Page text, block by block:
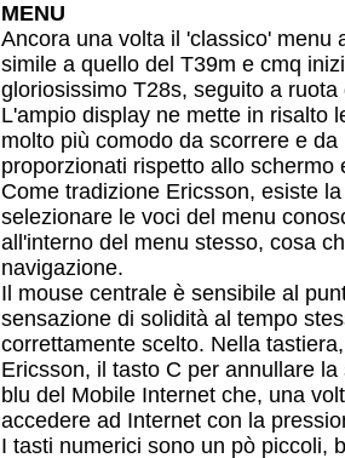
MENU
Ancora una volta il 'classico' menu
simile a quello del T39m e cmq
gloriosissimo T28s, seguito a
L'ampio display ne mette in risalto
molto più comodo da scorrere e
proporzionati rispetto allo
Come tradizione Ericsson, esiste
selezionare le voci del menu
all'interno del menu stesso, cosa
navigazione.
Il mouse centrale è sensibile al
sensazione di solidità al tempo
correttamente scelto. Nella
Ericsson, il tasto C per annullare
blu del Mobile Internet che, una
accedere ad Internet con la
I tasti numerici sono un pò piccoli,